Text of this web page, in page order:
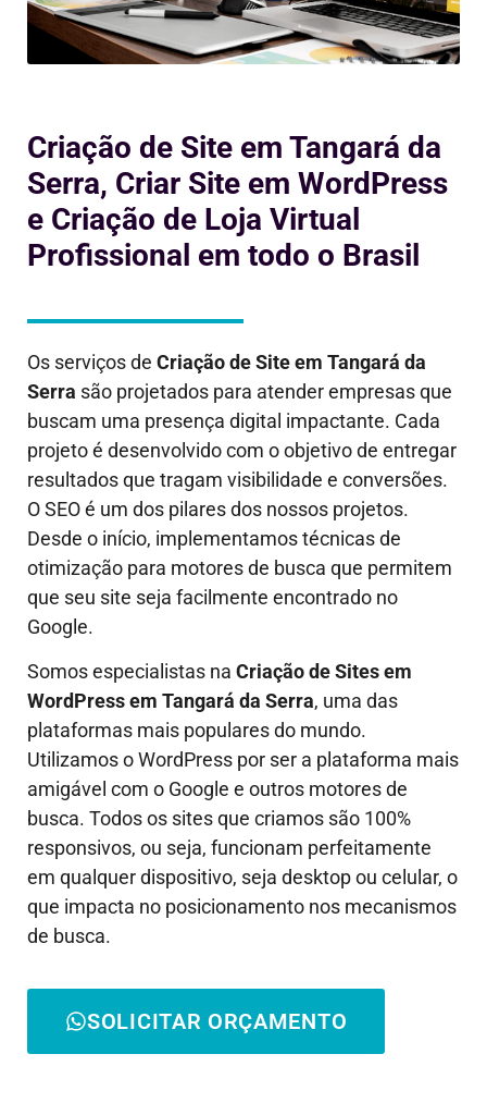
Criação de Site em Tangará da
Serra, Criar Site em WordPress
e Criação de Loja Virtual
Profissional em todo o Brasil
Os serviços de Criação de Site em Tangará da
Serra são projetados para atender empresas que
buscam uma presença digital impactante. Cada
projeto é desenvolvido com o objetivo de entregar
resultados que tragam visibilidade e conversões.
O SEO é um dos pilares dos nossos projetos.
Desde o início, implementamos técnicas de
otimização para motores de busca que permitem
que seu site seja facilmente encontrado no
Google.
Somos especialistas na Criação de Sites em
WordPress em Tangará da Serra, uma das
plataformas mais populares do mundo.
Utilizamos o WordPress por ser a plataforma mais
amigável com o Google e outros motores de
busca. Todos os sites que criamos são 100%
responsivos, ou seja, funcionam perfeitamente
em qualquer dispositivo, seja desktop ou celular, o
que impacta no posicionamento nos mecanismos
de busca.
SOLICITAR ORÇAMENTO